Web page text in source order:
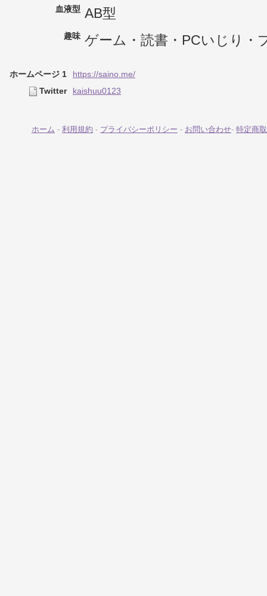
血液型 AB型
趣味 ゲーム・読書・PCいじり・
ホームページ 1
https://saino.me/
Twitter
kaishuu0123
ホーム - 利用規約 - プライバシーポリシー - お問い合わせ- 特定商